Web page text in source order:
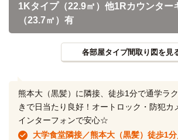
1Kタイプ（22.9㎡）他1Rカウンター
（23.7㎡）有
各部屋タイプ間取り図を見
熊本大（黒髪）に隣接、徒歩1分で通学ラ
きで日当たり良好！オートロック・防犯カ
インターフォンで安心☆
大学食堂隣接／熊本大（黒髪）徒歩1